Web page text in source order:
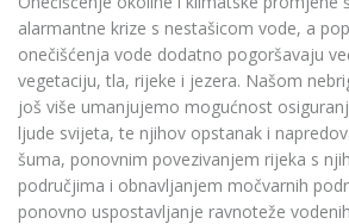
alarmantne krize s nestašicom vode, a
onečišćenja vode dodatno pogoršavaju
vegetaciju, tla, rijeke i jezera. Našom
još više umanjujemo mogućnost
ljude svijeta, te njihov opstanak i
šuma, ponovnim povezivanjem rijeka s
područjima i obnavljanjem močvarnih
ponovno uspostavljanje ravnoteže